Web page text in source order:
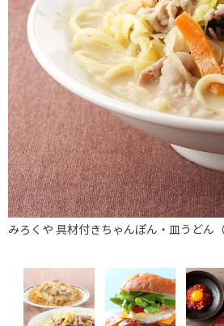
みろくや 具材付きちゃんぽん・皿うどん